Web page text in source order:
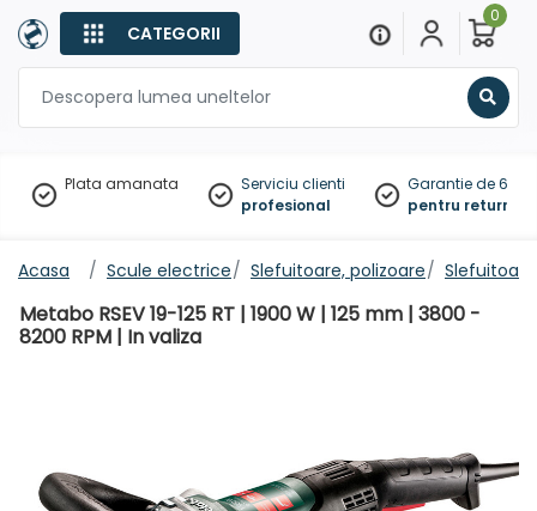
CATEGORII
0
Plata amanata
Serviciu clienti
profesional
Garantie de 60
pentru
Acasa Scule electrice Slefuitoare, polizoare
Metabo RSEV 19-125 RT | 1900 W | 125 mm | 3800 -
8200 RPM | In valiza